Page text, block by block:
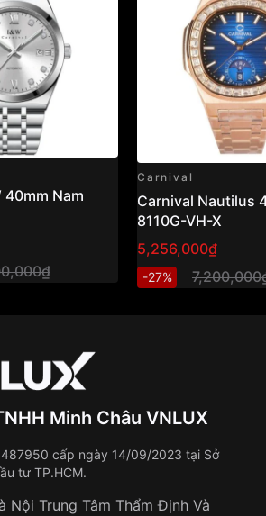
40mm Nam
Carnival
Carnival Nautilus
8110G-VH-X
5,256,000₫
-27%
Minh Châu VNLUX
cấp ngày 14/09/2023 tại Sở
tư TP.HCM.
Nội Trung Tâm Thẩm Định Và